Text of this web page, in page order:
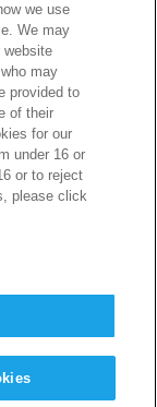
ージ >
we use
We may
website
may
provided to
of their
for our
under 16 or
or to reject
please click